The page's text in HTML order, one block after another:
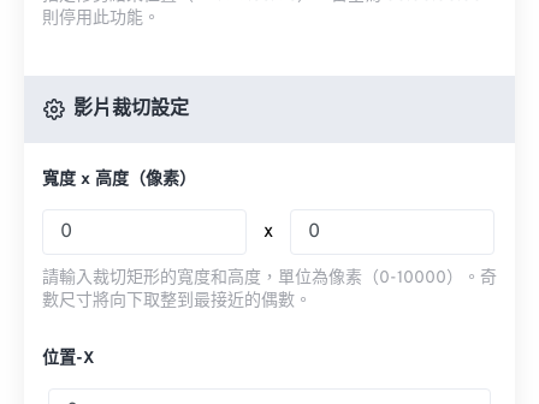
則停用此功能。
影片裁切設定
寬度 x 高度（像素）
x
請輸入裁切矩形的寬度和高度，單位為像素（0-10000）。奇
數尺寸將向下取整到最接近的偶數。
位置-X